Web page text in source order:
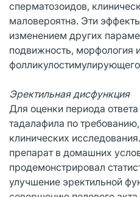
сперматозоидов,
маловероятна. Эти
изменением других
подвижность, морфология
Эректильная дисфункция
Для оценки периода
тадалафила по
клинических
препарат в домашних
продемонстрировал
улучшение эректильной